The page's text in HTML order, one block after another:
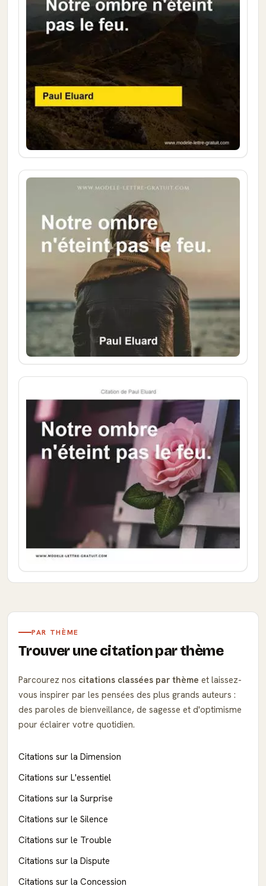
PAR THÈME
Trouver une citation par thème
Parcourez nos citations classées par thème et laissez-
vous inspirer par les pensées des plus grands auteurs :
des paroles de bienveillance, de sagesse et d'optimisme
pour éclairer votre quotidien.
Citations sur la Dimension
Citations sur L'essentiel
Citations sur la Surprise
Citations sur le Silence
Citations sur le Trouble
Citations sur la Dispute
Citations sur la Concession